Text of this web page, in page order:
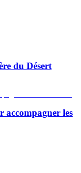
du Désert
accompagner les